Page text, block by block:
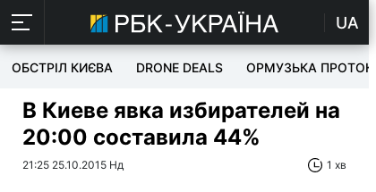
UA
ОБСТРІЛ КИЄВА DRONE DEALS ОРМУЗЬКА ПРОТОКА
В Киеве явка избирателей на
20:00 составила 44%
21:25 25.10.2015 Нд 1 хв